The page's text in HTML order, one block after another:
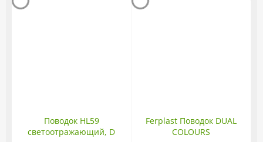
Поводок HL59
светоотражающий, D
Ferplast Поводок DUAL
COLOURS